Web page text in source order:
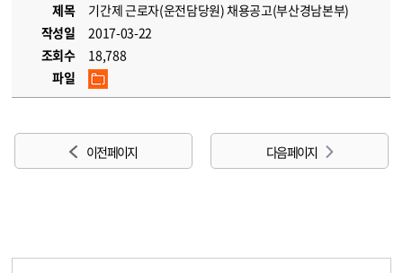
제목
기간제 근로자(운전담당원) 채용공고(부산경남본부)
작성일
2017-03-22
조회수
18,788
파일
이전 페이지 다음 페이지